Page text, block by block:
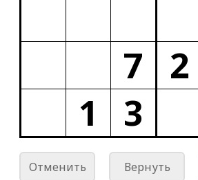
7
2
1
3
Отменить Вернуть